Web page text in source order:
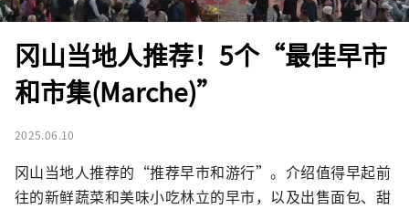
冈山当地人推荐！5个“最佳早市
和市集(Marche)”
2025.06.10
冈山当地人推荐的“推荐早市和游行”。介绍值得早起前
往的新鲜蔬菜和美味小吃林立的早市，以及出售面包、甜